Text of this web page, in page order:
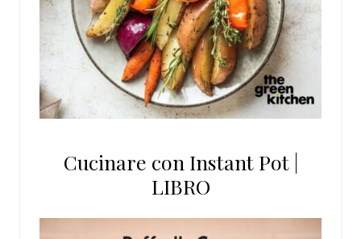
Cucinare con Instant Pot |
LIBRO